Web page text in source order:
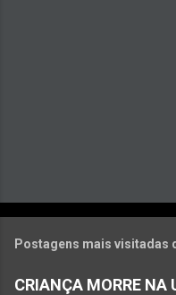
Postagens mais visitadas
CRIANÇA MORRE NA